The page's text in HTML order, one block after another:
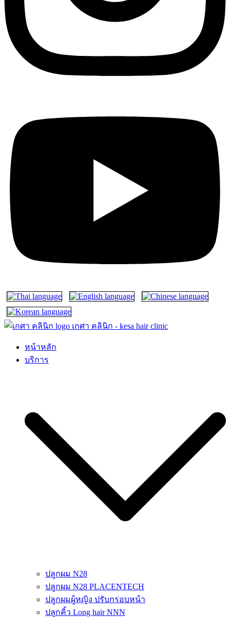
เกศา คลินิก – kesa hair clinic
kesa hair ปลูกผม ปลูกคิ้ว รักษาผมร่วง ผมบาง
หน้าหลัก
บริการ
ปลูกผม N28
ปลูกผม N28 PLACENTECH
ปลูกผมผู้หญิง ปรับกรอบหน้า
ปลูกคิ้ว Long hair NNN